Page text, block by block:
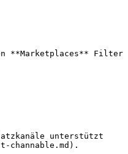
**Marketplaces** Filter
unterstützt